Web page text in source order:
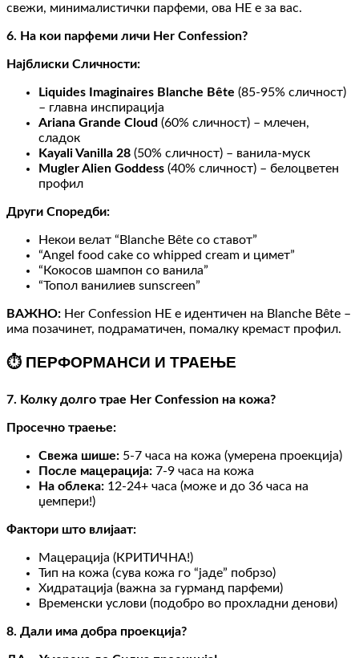
свежи, минималистички парфеми, ова НЕ е за вас.
6. На кои парфеми личи Her Confession?
Најблиски Сличности:
Liquides Imaginaires Blanche Bête (85-95% сличност)
– главна инспирација
Ariana Grande Cloud (60% сличност) – млечен,
сладок
Kayali Vanilla 28 (50% сличност) – ванила-муск
Mugler Alien Goddess (40% сличност) – белоцветен
профил
Други Споредби:
Некои велат “Blanche Bête со ставот”
“Angel food cake со whipped cream и цимет”
“Кокосов шампон со ванила”
“Топол ванилиев sunscreen”
ВАЖНО: Her Confession НЕ е идентичен на Blanche Bête –
има позачинет, подраматичен, помалку кремаст профил.
⏱️ ПЕРФОРМАНСИ И ТРАЕЊЕ
7. Колку долго трае Her Confession на кожа?
Просечно траење:
Свежа шише: 5-7 часа на кожа (умерена проекција)
После мацерација: 7-9 часа на кожа
На облека: 12-24+ часа (може и до 36 часа на
џемпери!)
Фактори што влијаат:
Мацерација (КРИТИЧНА!)
Тип на кожа (сува кожа го “јаде” побрзо)
Хидратација (важна за гурманд парфеми)
Временски услови (подобро во прохладни денови)
8. Дали има добра проекција?